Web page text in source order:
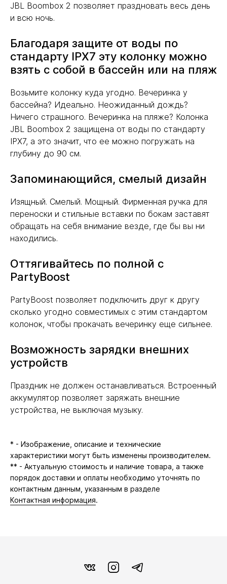
JBL Boombox 2 позволяет праздновать весь день
и всю ночь.
Благодаря защите от воды по
стандарту IPX7 эту колонку можно
взять с собой в бассейн или на пляж
Возьмите колонку куда угодно. Вечеринка у
бассейна? Идеально. Неожиданный дождь?
Ничего страшного. Вечеринка на пляже? Колонка
JBL Boombox 2 защищена от воды по стандарту
IPX7, а это значит, что ее можно погружать на
глубину до 90 см.
Запоминающийся, смелый дизайн
Изящный. Смелый. Мощный. Фирменная ручка для
переноски и стильные вставки по бокам заставят
обращать на себя внимание везде, где бы вы ни
находились.
Оттягивайтесь по полной с
PartyBoost
PartyBoost позволяет подключить друг к другу
сколько угодно совместимых с этим стандартом
колонок, чтобы прокачать вечеринку еще сильнее.
Возможность зарядки внешних
устройств
Праздник не должен останавливаться. Встроенный
аккумулятор позволяет заряжать внешние
устройства, не выключая музыку.
* - Изображение, описание и технические
характеристики могут быть изменены производителем.
** - Актуальную стоимость и наличие товара, а также
порядок доставки и оплаты необходимо уточнять по
контактным данным, указанным в разделе
Контактная информация.